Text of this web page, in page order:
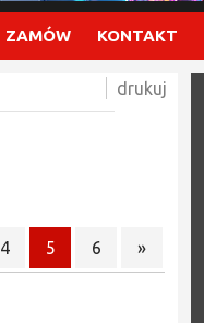
ZAMÓW KONTAKT
4 5 6 »
drukuj